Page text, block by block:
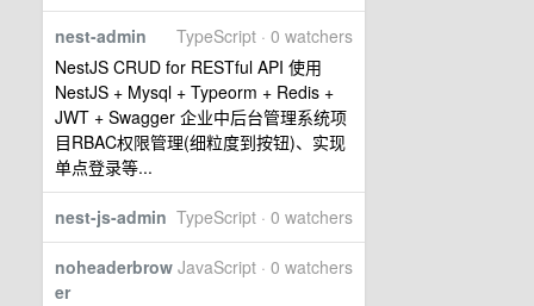
TypeScript · 0 watchers
nest-admin
NestJS CRUD for RESTful API 使用
NestJS + Mysql + Typeorm + Redis +
JWT + Swagger 企业中后台管理系统项
目RBAC权限管理(细粒度到按钮)、实现
单点登录等...
TypeScript · 0 watchers
nest-js-admin
JavaScript · 0 watchers
noheaderbrow
er